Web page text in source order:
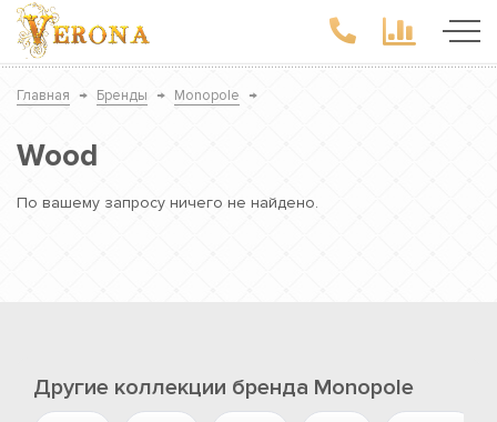
Главная → Бренды → Monopole →
Wood
По вашему запросу ничего не найдено.
Другие коллекции бренда Monopole